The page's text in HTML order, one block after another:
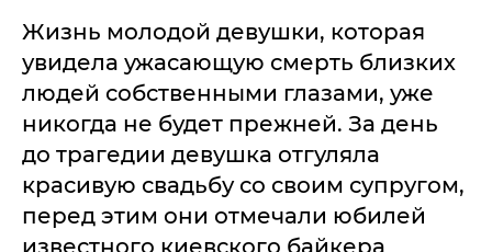
Жизнь молодой девушки, которая
увидела ужасающую смерть близких
людей собственными глазами, уже
никогда не будет прежней. За день
до трагедии девушка отгуляла
красивую свадьбу со своим супругом,
перед этим они отмечали юбилей
известного киевского байкера